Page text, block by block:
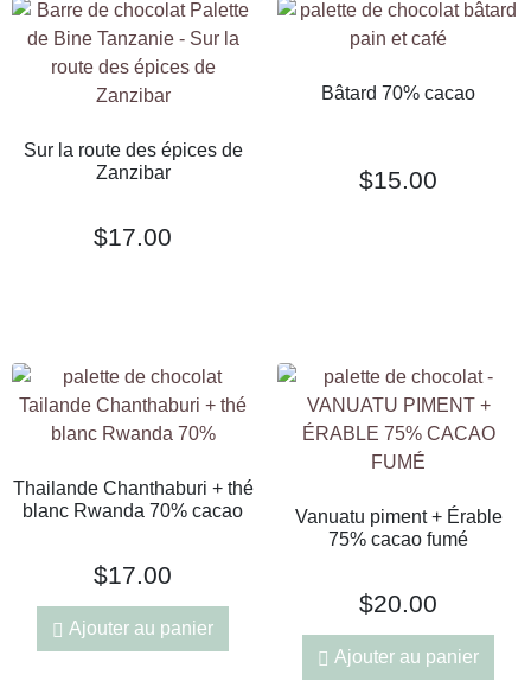
Sur la route des épices de
Zanzibar
$17.00
Bâtard 70% cacao
$15.00
Thailande Chanthaburi + thé
blanc Rwanda 70% cacao
$17.00
Ajouter au panier
Vanuatu piment + Érable
75% cacao fumé
$20.00
Ajouter au panier